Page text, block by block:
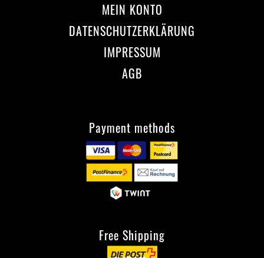
MEIN KONTO
DATENSCHUTZERKLÄRUNG
IMPRESSUM
AGB
Payment methods
Free Shipping